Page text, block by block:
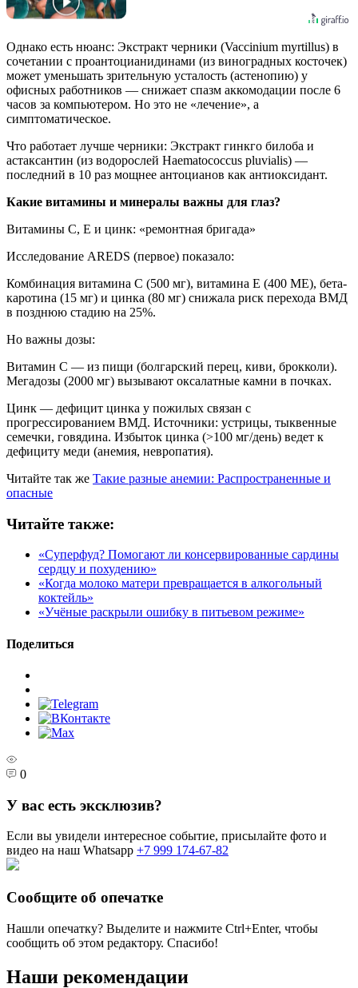
Однако есть нюанс: Экстракт черники (Vaccinium myrtillus) в
сочетании с проантоцианидинами (из виноградных косточек)
может уменьшать зрительную усталость (астенопию) у
офисных работников — снижает спазм аккомодации после 6
часов за компьютером. Но это не «лечение», а
симптоматическое.
Что работает лучше черники: Экстракт гинкго билоба и
астаксантин (из водорослей Haematococcus pluvialis) —
последний в 10 раз мощнее антоцианов как антиоксидант.
Какие витамины и минералы важны для глаз?
Витамины С, Е и цинк: «ремонтная бригада»
Исследование AREDS (первое) показало:
Комбинация витамина С (500 мг), витамина Е (400 МЕ), бета-
каротина (15 мг) и цинка (80 мг) снижала риск перехода ВМД
в позднюю стадию на 25%.
Но важны дозы:
Витамин С — из пищи (болгарский перец, киви, брокколи).
Мегадозы (2000 мг) вызывают оксалатные камни в почках.
Цинк — дефицит цинка у пожилых связан с
прогрессированием ВМД. Источники: устрицы, тыквенные
семечки, говядина. Избыток цинка (>100 мг/день) ведет к
дефициту меди (анемия, невропатия).
Читайте так же Такие разные анемии: Распространенные и
опасные
Читайте также:
«Суперфуд? Помогают ли консервированные сардины
сердцу и похудению»
«Когда молоко матери превращается в алкогольный
коктейль»
«Учёные раскрыли ошибку в питьевом режиме»
Поделиться
0
У вас есть эксклюзив?
Если вы увидели интересное событие, присылайте фото и
видео на наш Whatsapp +7 999 174-67-82
Сообщите об опечатке
Нашли опечатку? Выделите и нажмите Ctrl+Enter, чтобы
сообщить об этом редактору. Спасибо!
Наши рекомендации